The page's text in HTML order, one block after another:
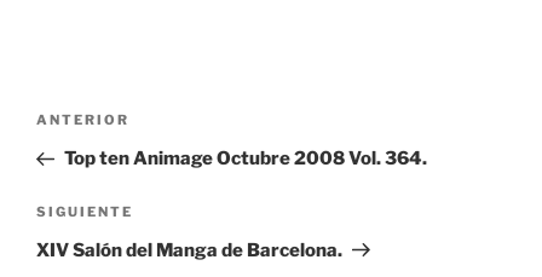
Navegación
entradas
Entrada
anterior:
ANTERIOR
Top ten Animage Octubre 2008 Vol. 364.
Siguiente
entrada
SIGUIENTE
XIV Salón del Manga de Barcelona.